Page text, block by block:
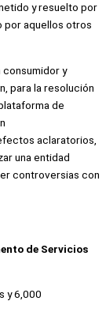
y resuelto por
por aquellos otros
consumidor y
para la resolución
de
aclaratorios,
una entidad
controversias con
de Servicios
y 6,000